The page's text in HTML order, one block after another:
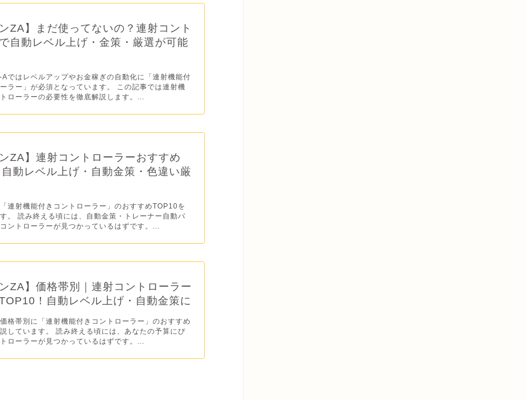
ZA】まだ使ってないの？連射コント
自動レベル上げ・金策・厳選が可能
ではレベルアップやお金稼ぎの自動化に「連射機能付
ラー」が必須となっています。 この記事では連射機
ローラーの必要性を徹底解説します。...
ZA】連射コントローラーおすすめ
動レベル上げ・自動金策・色違い厳
連射機能付きコントローラー」のおすすめTOP10を
。 読み終える頃には、自動金策・トレーナー自動バ
ントローラーが見つかっているはずです。...
ZA】価格帯別｜連射コントローラー
！自動レベル上げ・自動金策に
格帯別に「連射機能付きコントローラー」のおすすめ
しています。 読み終える頃には、あなたの予算にぴ
ローラーが見つかっているはずです。...